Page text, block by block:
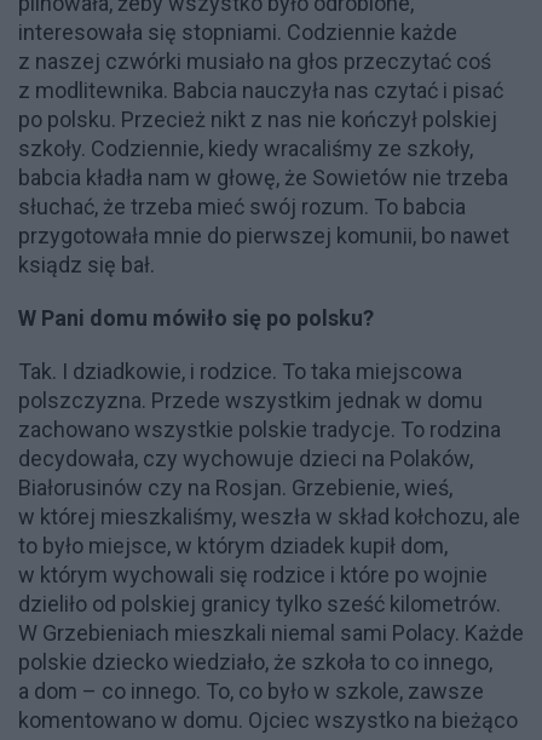
interesowała się stopniami. Codziennie każde
z naszej czwórki musiało na głos przeczytać coś
z modlitewnika. Babcia nauczyła nas czytać i pisać
po polsku. Przecież nikt z nas nie kończył polskiej
szkoły. Codziennie, kiedy wracaliśmy ze szkoły,
babcia kładła nam w głowę, że Sowietów nie trzeba
słuchać, że trzeba mieć swój rozum. To babcia
przygotowała mnie do pierwszej komunii, bo nawet
ksiądz się bał.
W Pani domu mówiło się po polsku?
Tak. I dziadkowie, i rodzice. To taka miejscowa
polszczyzna. Przede wszystkim jednak w domu
zachowano wszystkie polskie tradycje. To rodzina
decydowała, czy wychowuje dzieci na Polaków,
Białorusinów czy na Rosjan. Grzebienie, wieś,
w której mieszkaliśmy, weszła w skład kołchozu, ale
to było miejsce, w którym dziadek kupił dom,
w którym wychowali się rodzice i które po wojnie
dzieliło od polskiej granicy tylko sześć kilometrów.
W Grzebieniach mieszkali niemal sami Polacy. Każde
polskie dziecko wiedziało, że szkoła to co innego,
a dom – co innego. To, co było w szkole, zawsze
komentowano w domu. Ojciec wszystko na bieżąco